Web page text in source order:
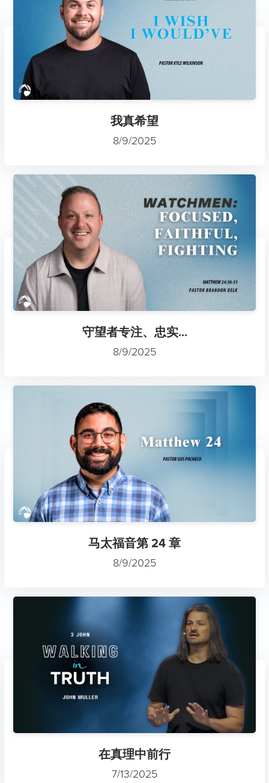
我真希望
8/9/2025
守望者专注、忠实...
8/9/2025
马太福音第 24 章
8/9/2025
在真理中前行
7/13/2025